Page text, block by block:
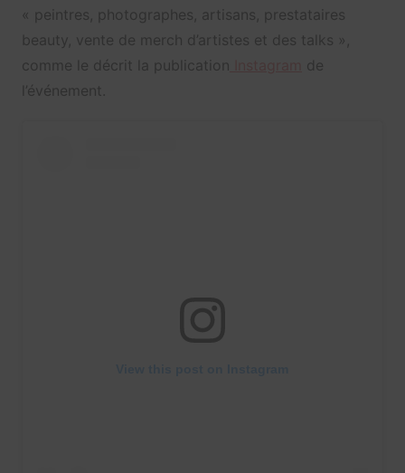
« peintres, photographes, artisans, prestataires
beauty, vente de merch d’artistes et des talks »,
comme le décrit la publication
de
l’événement.